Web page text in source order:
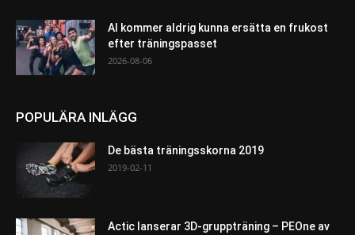
AI kommer aldrig kunna ersätta en frukost
efter träningspasset
2026-08-06
POPULÄRA INLÄGG
De bästa träningsskorna 2019
2019-02-11
Actic lanserar 3D-gruppträning – PEOne av